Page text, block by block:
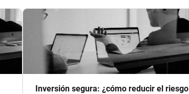
Inversión segura: ¿cómo reducir el riesgo